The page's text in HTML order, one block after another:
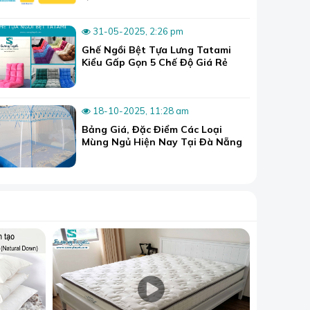
nguồn gốc thì nếu khách hàng không có
Win là một sự lựa chọn chắc chắn sẽ mang
nệm với giá cả và nguyên liệu khác nhau,
và mát lạnh.
31-05-2025, 2:26 pm
Ghế Ngồi Bệt Tựa Lưng Tatami
Kiểu Gấp Gọn 5 Chế Độ Giá Rẻ
18-10-2025, 11:28 am
Bảng Giá, Đặc Điểm Các Loại
Mùng Ngủ Hiện Nay Tại Đà Nẵng